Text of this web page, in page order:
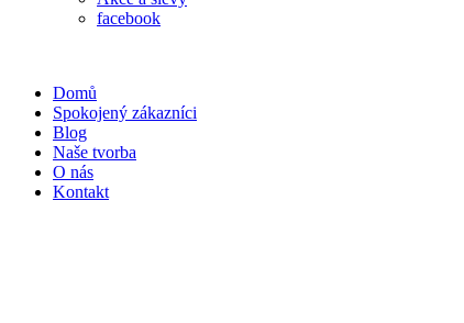
facebook
Domů
Spokojený zákazníci
Blog
Naše tvorba
O nás
Kontakt